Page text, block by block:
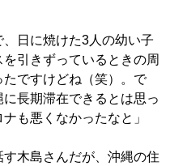
、日に焼けた3人の幼い子
引きずっているときの周
ですけどね（笑）。で
長期滞在できるとは思っ
も悪くなかったなと」
木島さんだが、沖縄の住